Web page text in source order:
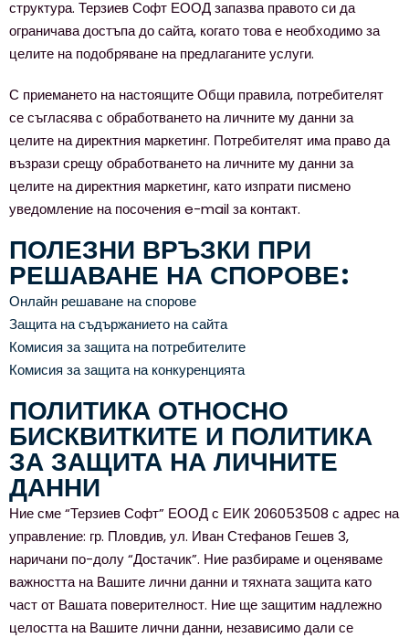
структура. Терзиев Софт ЕООД запазва правото си да
ограничава достъпа до сайта, когато това е необходимо за
целите на подобряване на предлаганите услуги.
С приемането на настоящите Общи правила, потребителят
се съгласява с обработването на личните му данни за
целите на директния маркетинг. Потребителят има право да
възрази срещу обработването на личните му данни за
целите на директния маркетинг, като изпрати писмено
уведомление на посочения e-mail за контакт.
ПОЛЕЗНИ ВРЪЗКИ ПРИ
РЕШАВАНЕ НА СПОРОВЕ:
Онлайн решаване на спорове
Защита на съдържанието на сайта
Комисия за защита на потребителите
Комисия за защита на конкуренцията
ПОЛИТИКА ОТНОСНО
БИСКВИТКИТЕ И ПОЛИТИКА
ЗА ЗАЩИТА НА ЛИЧНИТЕ
ДАННИ
Ние сме “Терзиев Софт” ЕООД с ЕИК 206053508 с адрес на
управление: гр. Пловдив, ул. Иван Стефанов Гешев 3,
наричани по-долу “Достачик”. Ние разбираме и оценяваме
важността на Вашите лични данни и тяхната защита като
част от Вашата поверителност. Ние ще защитим надлежно
целостта на Вашите лични данни, независимо дали се